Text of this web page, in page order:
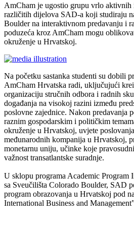
AmCham je ugostio grupu vrlo aktivnih
različitih dijelova SAD-a koji studiraju
Boulder na interaktivnom predavanju i
poduzeća kroz AmCham mogu
okruženje u Hrvatskoj.
Na početku sastanka studenti su dobili
AmCham Hrvatska radi, uključujući
organizaciju stručnih odbora i radnih
događanja na visokoj razini između
poslovne zajednice. Nakon predavanja
raznim gospodarskim i političkim
okruženje u Hrvatskoj, uvjete
međunarodnih kompanija u Hrvatskoj,
monetarnu uniju, učinke koje
važnost transatlantske suradnje.
U sklopu programa Academic Program
sa Sveučilišta Colorado Boulder, SAD
program obrazovanja u Hrvatskoj pod
International Business and